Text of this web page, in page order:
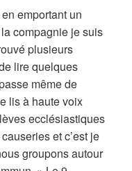
emportant un
compagnie je suis
plusieurs
lire quelques
même de
lis à haute voix
ecclésiastiques
et c’est je
groupons autour